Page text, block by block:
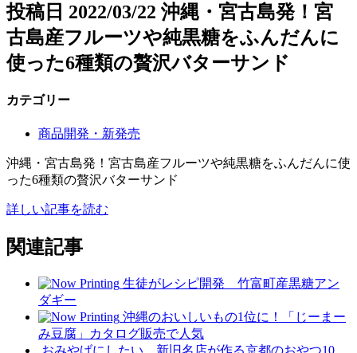
投稿日 2022/03/22 沖縄・宮古島発！宮
古島産フルーツや純黒糖をふんだんに
使った6種類の贅沢バターサンド
カテゴリー
商品開発・新発売
沖縄・宮古島発！宮古島産フルーツや純黒糖をふんだんに使
った6種類の贅沢バターサンド
詳しい記事を読む
関連記事
生徒がレシピ開発 竹富町産黒糖アン
ダギー
沖縄のおいしいもの1位に！「じーまー
み豆腐」カタログ販売で人気
おみやげにしたい、新旧名店が作る京都のおやつ10。